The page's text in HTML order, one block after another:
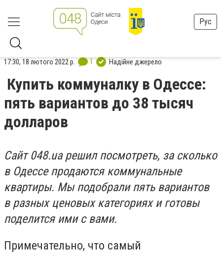
Рус
17:30, 18 лютого 2022 р. 1 Надійне джерело
Купить коммуналку в Одессе:
пять вариантов до 38 тысяч
долларов
Сайт 048.ua решил посмотреть, за сколько
в Одессе продаются коммунальные
квартиры. Мы подобрали пять вариантов
в разных ценовых категориях и готовы
поделится ими с вами.
Примечательно, что самый